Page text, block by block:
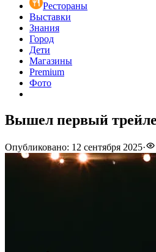
Рестораны
Выставки
Знания
Город
Дети
Магазины
Premium
Фото
Вышел первый
Опубликовано: 12 сентября 2025·